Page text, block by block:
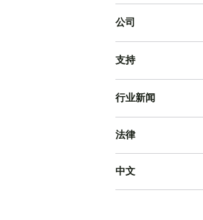
公司
支持
行业新闻
法律
中文